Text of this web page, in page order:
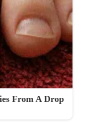
From A Drop